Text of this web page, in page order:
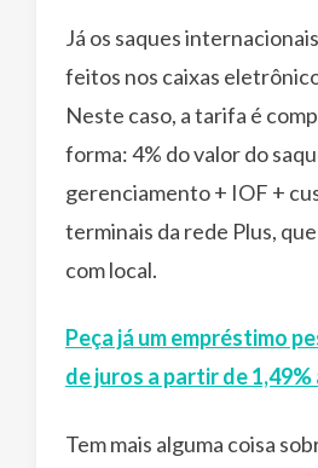
Já os saques
feitos nos caixas
Neste caso, a tarifa é
forma: 4% do valor do
gerenciamento + IOF +
terminais da rede Plus,
com local.
Peça já um empréstimo
de juros a partir de 1,49%
Tem mais alguma coisa